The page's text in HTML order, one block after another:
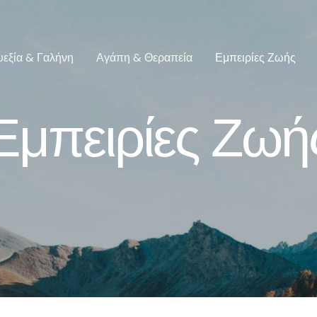
& Γαλήνη Αγάπη & Θεραπεία Εμπειρίες Ζωής